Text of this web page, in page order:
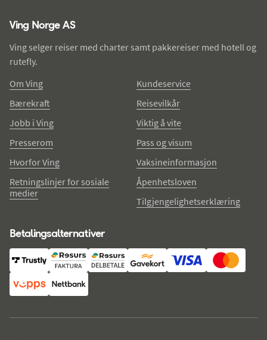
Ving Norge AS
Ving selger reiser med charter samt pakkereiser med hotell og
rutefly.
Om Ving
Bærekraft
Jobb i Ving
Presserom
Hvorfor Ving
Retningslinjer for sosiale
medier
Kundeservice
Reisevilkår
Viktig å vite
Pass og visum
Vaksineinformasjon
Åpenhetsloven
Tilgjengelighetserklæring
Betalingsalternativer